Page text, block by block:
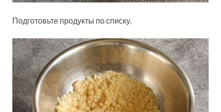
Подготовьте продукты по списку.